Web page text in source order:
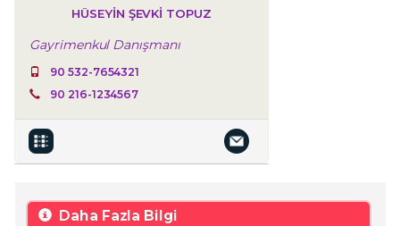
HÜSEYIN ŞEVKI TOPUZ
Gayrimenkul Danışmanı
90 532-7654321
90 216-1234567
Daha Fazla Bilgi